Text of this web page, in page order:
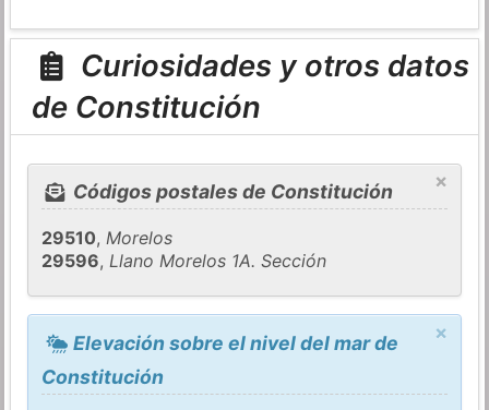
Curiosidades y otros datos
de Constitución
×
Códigos postales de Constitución
29510,Morelos
29596,Llano Morelos 1A. Sección
×
Elevación sobre el nivel del mar de
Constitución